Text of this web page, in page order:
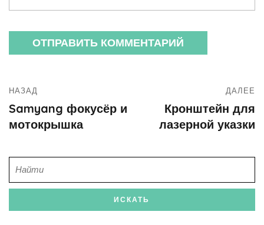
НАЗАД
Samyang фокусёр и
мотокрышка
ДАЛЕЕ
Кронштейн для
лазерной указки